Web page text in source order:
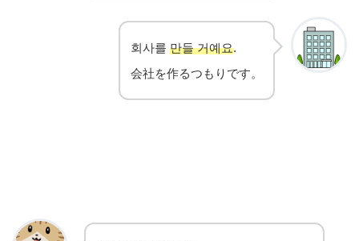
회사를 만들 거예요.
会社を作るつもりです。